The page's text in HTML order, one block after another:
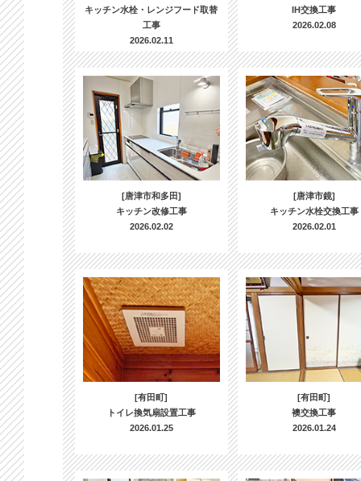
キッチン水栓・レンジフード取替
工事
2026.02.11
IH交換工事
2026.02.08
[唐津市和多田]
キッチン改修工事
2026.02.02
[唐津市鏡]
キッチン水栓交換工事
2026.02.01
[有田町]
トイレ換気扇設置工事
2026.01.25
[有田町]
襖交換工事
2026.01.24